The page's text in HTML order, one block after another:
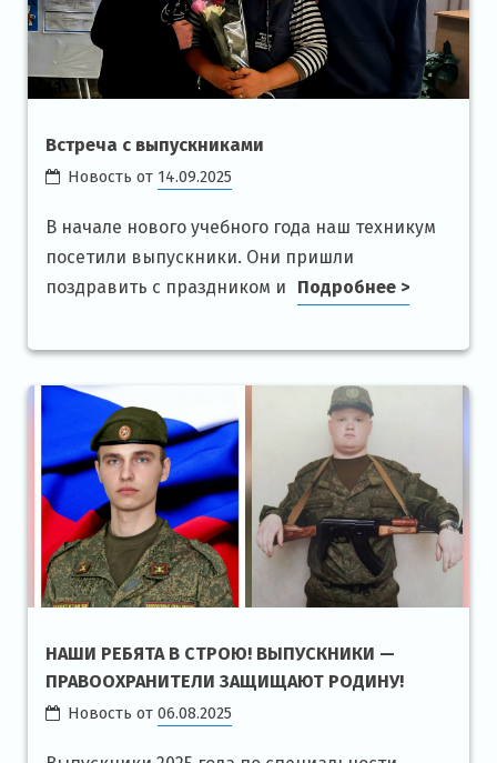
Встреча с выпускниками
Новость от 14.09.2025
В начале нового учебного года наш техникум
посетили выпускники. Они пришли
поздравить с праздником и
Подробнее >
НАШИ РЕБЯТА В СТРОЮ! ВЫПУСКНИКИ —
ПРАВООХРАНИТЕЛИ ЗАЩИЩАЮТ РОДИНУ!
Новость от06.08.2025